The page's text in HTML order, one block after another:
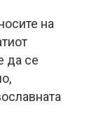
на
да се